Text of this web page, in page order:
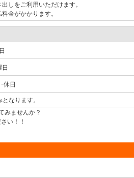
しをご利用いただけます。
金がかかります。
日
休日
なります。
みませんか？
い！！